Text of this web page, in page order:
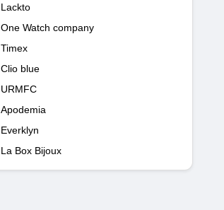
Lackto
One Watch company
Timex
Clio blue
URMFC
Apodemia
Everklyn
La Box Bijoux